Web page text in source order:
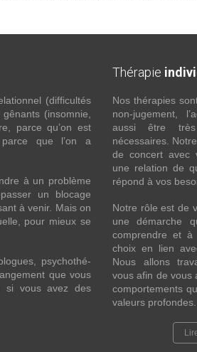
(difficultés
(insomnie,
parce qu’on est
parce que l’on a
à un problème
un blocage
à venir. Mais on
pour mieux se
psychothé-
que vous
si vous avez des
Thérapie
Nos thérapies
non-jugement,
aussi être très
nécessaires.
de concert avec
une relation de
répond à vos
Notre rôle est de
une démarche
comprendre et
choix en lien
Nous allons
vous afin de vous
comportements
valeurs profondes.